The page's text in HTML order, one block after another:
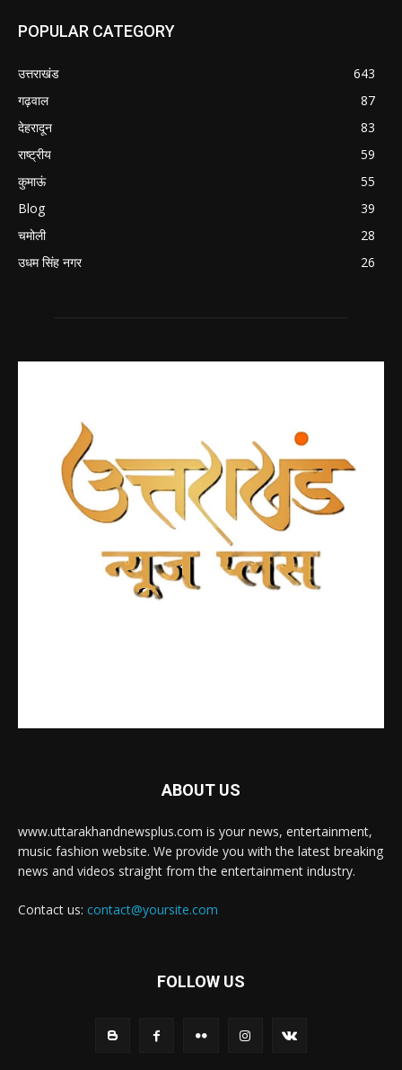
POPULAR CATEGORY
उत्तराखंड
643
गढ़वाल
87
देहरादून
83
राष्ट्रीय
59
कुमाऊं
55
Blog
39
चमोली
28
उधम सिंह नगर
26
ABOUT US
www.uttarakhandnewsplus.com is your news, entertainment,
music fashion website. We provide you with the latest breaking
news and videos straight from the entertainment industry.
Contact us: contact@yoursite.com
FOLLOW US